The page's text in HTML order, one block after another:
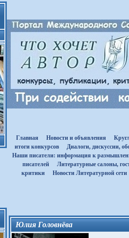
Главная Новости и объявления
итоги конкурсов
Диалоги, дискуссии,
Наши писатели: информация к
писателей
Литературные салоны,
критики
Новости Литературной сети
Юлия Головнёва